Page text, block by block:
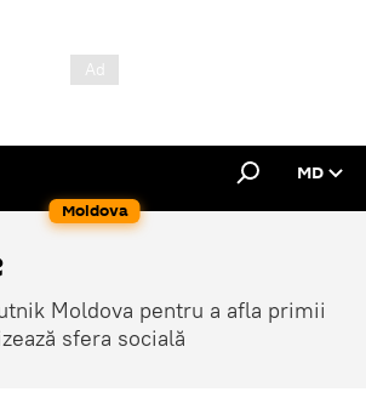
Moldova
MD
Moldova pentru a afla primii
sfera socială